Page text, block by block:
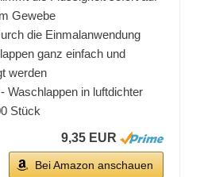
Gewebe
die Einmalanwendung
ganz einfach und
werden
Waschlappen in luftdichter
Stück
9,35 EUR
Bei Amazon anschauen